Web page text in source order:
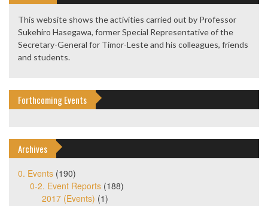
This website shows the activities carried out by Professor
Sukehiro Hasegawa, former Special Representative of the
Secretary-General for Timor-Leste and his colleagues, friends
and students.
Forthcoming Events
Archives
0. Events (190)
0-2. Event Reports (188)
2017 (Events) (1)